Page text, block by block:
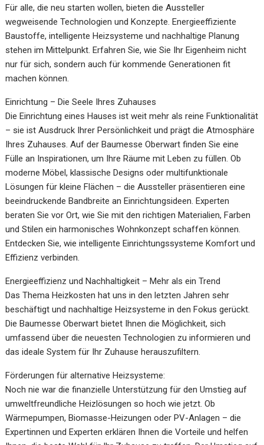
Für alle, die neu starten wollen, bieten die Aussteller
wegweisende Technologien und Konzepte. Energieeffiziente
Baustoffe, intelligente Heizsysteme und nachhaltige Planung
stehen im Mittelpunkt. Erfahren Sie, wie Sie Ihr Eigenheim nicht
nur für sich, sondern auch für kommende Generationen fit
machen können.
Einrichtung – Die Seele Ihres Zuhauses
Die Einrichtung eines Hauses ist weit mehr als reine Funktionalität
– sie ist Ausdruck Ihrer Persönlichkeit und prägt die Atmosphäre
Ihres Zuhauses. Auf der Baumesse Oberwart finden Sie eine
Fülle an Inspirationen, um Ihre Räume mit Leben zu füllen. Ob
moderne Möbel, klassische Designs oder multifunktionale
Lösungen für kleine Flächen – die Aussteller präsentieren eine
beeindruckende Bandbreite an Einrichtungsideen. Experten
beraten Sie vor Ort, wie Sie mit den richtigen Materialien, Farben
und Stilen ein harmonisches Wohnkonzept schaffen können.
Entdecken Sie, wie intelligente Einrichtungssysteme Komfort und
Effizienz verbinden.
Energieeffizienz und Nachhaltigkeit – Mehr als ein Trend
Das Thema Heizkosten hat uns in den letzten Jahren sehr
beschäftigt und nachhaltige Heizsysteme in den Fokus gerückt.
Die Baumesse Oberwart bietet Ihnen die Möglichkeit, sich
umfassend über die neuesten Technologien zu informieren und
das ideale System für Ihr Zuhause herauszufiltern.
Förderungen für alternative Heizsysteme:
Noch nie war die finanzielle Unterstützung für den Umstieg auf
umweltfreundliche Heizlösungen so hoch wie jetzt. Ob
Wärmepumpen, Biomasse-Heizungen oder PV-Anlagen – die
Expertinnen und Experten erklären Ihnen die Vorteile und helfen